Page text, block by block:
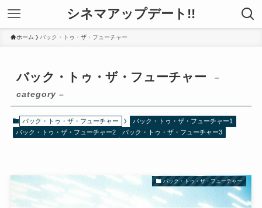
シネマアップデート!!
ホーム バック・トゥ・ザ・フューチャー
バック・トゥ・ザ・フューチャー
–
category –
バック・トゥ・ザ・フューチャー
バック・トゥ・ザ・フューチャー1
バック・トゥ・ザ・フューチャー2
バック・トゥ・ザ・フューチャー3
バック・トゥ・ザ・フューチャー